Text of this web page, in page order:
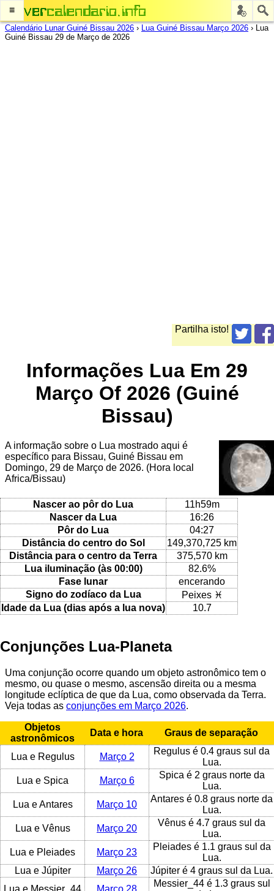
≡
Calendário Lunar Guiné Bissau 2026 › Lua Guiné Bissau Março 2026 › Lua
Guiné Bissau 29 de Março de 2026
Partilha isto!
Informações Lua Em 29
Março Of 2026 (Guiné
Bissau)
A informação sobre o Lua mostrado aqui é
específico para Bissau, Guiné Bissau em
Domingo, 29 de Março de 2026. (Hora local
Africa/Bissau)
Nascer ao pôr do Lua
11h59m
Nascer da Lua
16:26
Pôr do Lua
04:27
Distância do centro do Sol
149,370,725 km
Distância para o centro da Terra
375,570 km
Lua iluminação (às 00:00)
82.6%
Fase lunar
encerando
Signo do zodíaco da Lua
Peixes ♓
Idade da Lua (dias após a lua nova)
10.7
Conjunções Lua-Planeta
Uma conjunção ocorre quando um objeto astronômico tem o
mesmo, ou quase o mesmo, ascensão direita ou a mesma
longitude eclíptica de que da Lua, como observada da Terra.
Veja todas as conjunções em Março 2026.
Objetos
astronômicos
Data e hora Graus de separação
Lua e Regulus Março 2
Regulus é 0.4 graus sul da
Lua.
Lua e Spica
Março 6
Spica é 2 graus norte da
Lua.
Lua e Antares
Março 10
Antares é 0.8 graus norte da
Lua.
Lua e Vênus
Março 20
Vênus é 4.7 graus sul da
Lua.
Lua e Pleiades
Março 23
Pleiades é 1.1 graus sul da
Lua.
Lua e Júpiter
Março 26
Júpiter é 4 graus sul da Lua.
Lua e Messier_44
Março 28
Messier_44 é 1.3 graus sul